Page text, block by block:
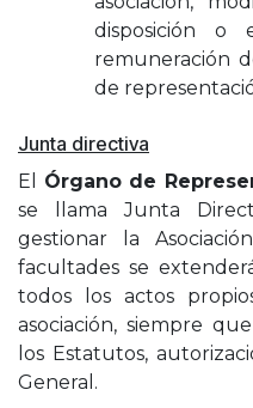
disposición o
remuneración
de
Junta directiva
El Órgano de
se llama Junta
gestionar la
facultades se
todos los actos
asociación, siempre
los Estatutos,
General.